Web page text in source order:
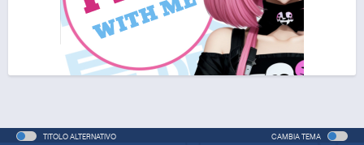
Dragon Ball Super: Super Hero
Movie - 2022 - 1h e 39 min/ep
TITOLO ALTERNATIVO CAMBIA TEMA